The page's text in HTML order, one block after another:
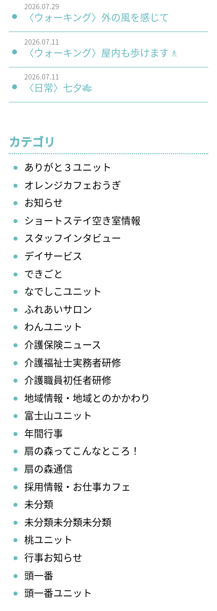
2026.07.29
〈ウォーキング〉外の風を感じて
2026.07.11
〈ウォーキング〉屋内も歩けます🚶
2026.07.11
〈日常〉七夕🎋
カテゴリ
ありがと３ユニット
オレンジカフェおうぎ
お知らせ
ショートステイ空き室情報
スタッフインタビュー
デイサービス
できごと
なでしこユニット
ふれあいサロン
わんユニット
介護保険ニュース
介護福祉士実務者研修
介護職員初任者研修
地域情報・地域とのかかわり
富士山ユニット
年間行事
扇の森ってこんなところ！
扇の森通信
採用情報・お仕事カフェ
未分類
未分類未分類未分類
桃ユニット
行事お知らせ
頭一番
頭一番ユニット